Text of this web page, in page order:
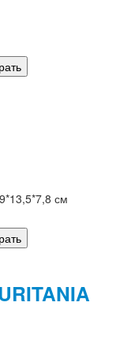
см